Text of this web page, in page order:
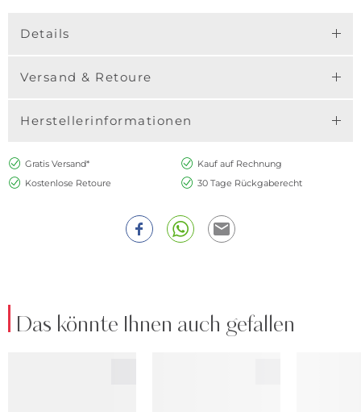
Details
Versand & Retoure
Herstellerinformationen
Gratis Versand*
Kauf auf Rechnung
Kostenlose Retoure
30 Tage Rückgaberecht
Das könnte Ihnen auch gefallen